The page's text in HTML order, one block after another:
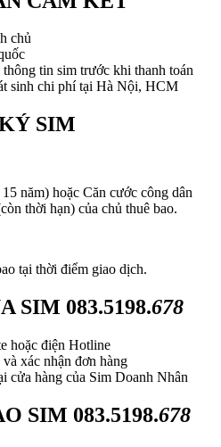
chủ
tin sim trước khi thanh toán
sinh chi phí tại Hà Nội, HCM
SIM
năm) hoặc Căn cước công dân
thời hạn) của chủ thuê bao.
tại thời điểm giao dịch.
SIM 083.5198.678
hoặc điện Hotline
xác nhận đơn hàng
cửa hàng của Sim Doanh Nhân
SIM 083.5198.678